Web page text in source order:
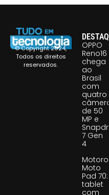
© Copyright 2024,
Todos os direitos
reservados.
OPPO
Reno16
chega
ao
Brasil
com
quatro
de 50
MP e
7 Gen
4
Moto
Pad 70:
tablet
com